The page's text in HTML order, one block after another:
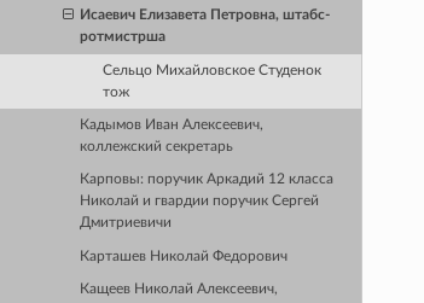
Исаевич Елизавета Петровна, штабс-
ротмистрша
Сельцо Михайловское Студенок
тож
Кадымов Иван Алексеевич,
коллежский секретарь
Карповы: поручик Аркадий 12 класса
Николай и гвардии поручик Сергей
Дмитриевичи
Карташев Николай Федорович
Кащеев Николай Алексеевич,